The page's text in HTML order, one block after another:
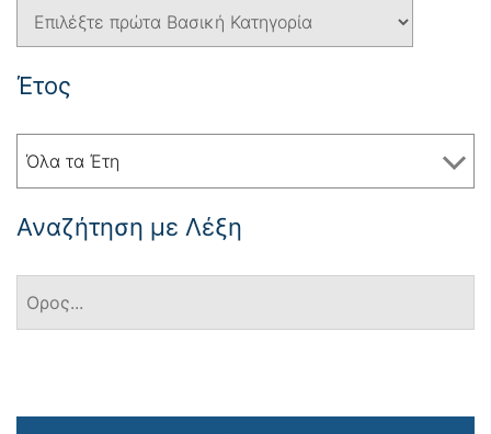
Έτος
Όλα τα Έτη
Αναζήτηση με Λέξη